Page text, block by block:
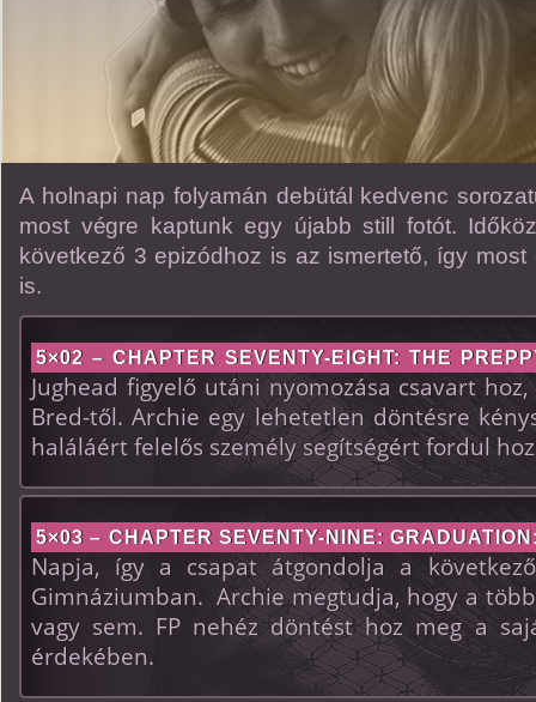
A holnapi nap folyamán debütál kedvenc
most végre kaptunk egy újabb still fotót.
következő 3 epizódhoz is az ismertető, így
is.
5×02 – CHAPTER SEVENTY-EIGHT: THE
Jughead figyelő utáni nyomozása csavart
Bred-től. Archie egy lehetetlen döntésre
haláláért felelős személy segítségért fordul
5×03 – CHAPTER SEVENTY-NINE:
Napja, így a csapat átgondolja a
Gimnáziumban. Archie megtudja, hogy a
vagy sem. FP nehéz döntést hoz meg a
érdekében.